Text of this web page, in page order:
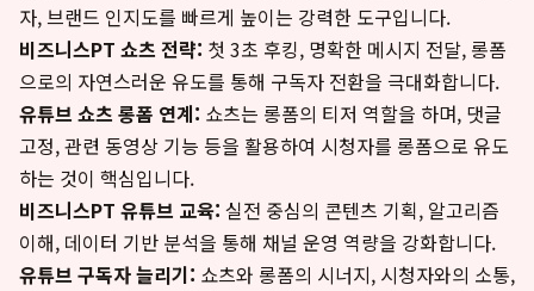
자, 브랜드 인지도를 빠르게 높이는 강력한 도구입니다.
비즈니스PT 쇼츠 전략: 첫 3초 후킹, 명확한 메시지 전달, 롱폼
으로의 자연스러운 유도를 통해 구독자 전환을 극대화합니다.
유튜브 쇼츠 롱폼 연계: 쇼츠는 롱폼의 티저 역할을 하며, 댓글
고정, 관련 동영상 기능 등을 활용하여 시청자를 롱폼으로 유도
하는 것이 핵심입니다.
비즈니스PT 유튜브 교육: 실전 중심의 콘텐츠 기획, 알고리즘
이해, 데이터 기반 분석을 통해 채널 운영 역량을 강화합니다.
유튜브 구독자 늘리기: 쇼츠와 롱폼의 시너지, 시청자와의 소통,